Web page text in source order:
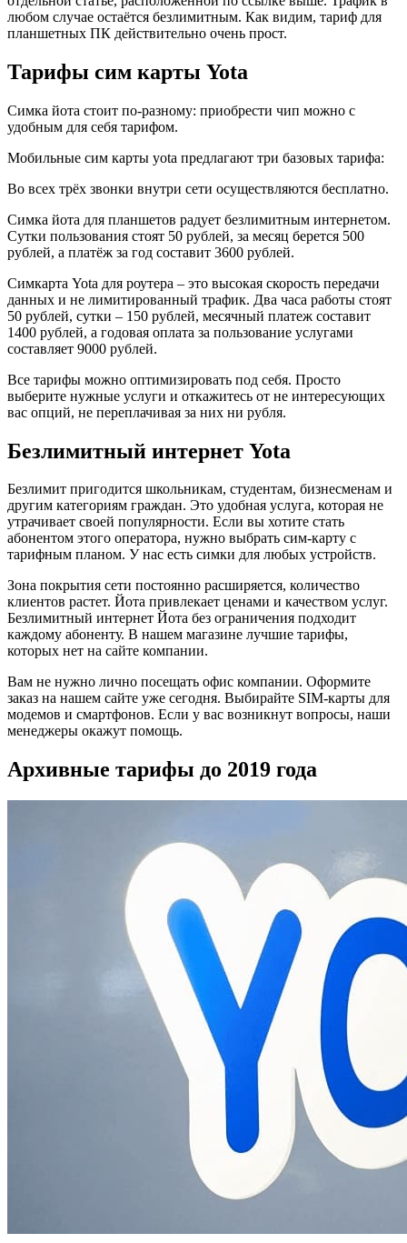
любом случае остаётся безлимитным. Как видим, тариф для
планшетных ПК действительно очень прост.
Тарифы сим карты Yota
Симка йота стоит по-разному: приобрести чип можно с
удобным для себя тарифом.
Мобильные сим карты yota предлагают три базовых тарифа:
Во всех трёх звонки внутри сети осуществляются бесплатно.
Симка йота для планшетов радует безлимитным интернетом.
Сутки пользования стоят 50 рублей, за месяц берется 500
рублей, а платёж за год составит 3600 рублей.
Симкарта Yota для роутера – это высокая скорость передачи
данных и не лимитированный трафик. Два часа работы стоят
50 рублей, сутки – 150 рублей, месячный платеж составит
1400 рублей, а годовая оплата за пользование услугами
составляет 9000 рублей.
Все тарифы можно оптимизировать под себя. Просто
выберите нужные услуги и откажитесь от не интересующих
вас опций, не переплачивая за них ни рубля.
Безлимитный интернет Yota
Безлимит пригодится школьникам, студентам, бизнесменам и
другим категориям граждан. Это удобная услуга, которая не
утрачивает своей популярности. Если вы хотите стать
абонентом этого оператора, нужно выбрать сим-карту с
тарифным планом. У нас есть симки для любых устройств.
Зона покрытия сети постоянно расширяется, количество
клиентов растет. Йота привлекает ценами и качеством услуг.
Безлимитный интернет Йота без ограничения подходит
каждому абоненту. В нашем магазине лучшие тарифы,
которых нет на сайте компании.
Вам не нужно лично посещать офис компании. Оформите
заказ на нашем сайте уже сегодня. Выбирайте SIM-карты для
модемов и смартфонов. Если у вас возникнут вопросы, наши
менеджеры окажут помощь.
Архивные тарифы до 2019 года